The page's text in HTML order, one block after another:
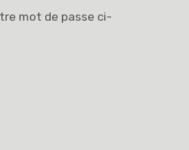
mot de passe ci-